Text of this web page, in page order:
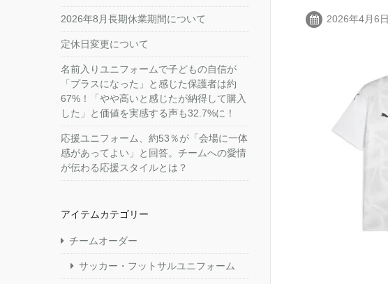
2026年4月6日
2026年8月長期休業期間について
定休日変更について
名前入りユニフォームで子どもの自信が
「プラスになった」と感じた保護者は約
67%！「やや高いと感じたが納得して購入
した」と価値を実感する声も32.7%に！
応援ユニフォーム、約53％が「会場に一体
感があってよい」と回答。チームへの愛情
が伝わる応援スタイルとは？
アイテムカテゴリー
チームオーダー
サッカー・フットサルユニフォーム